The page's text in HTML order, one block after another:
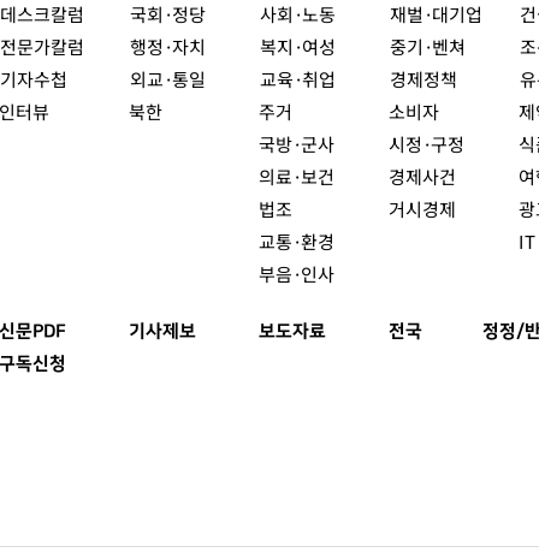
데스크칼럼
전문가칼럼
기자수첩
인터뷰
국회·정당
행정·자치
외교·통일
북한
사회·노동
복지·여성
교육·취업
주거
국방·군사
의료·보건
법조
교통·환경
부음·인사
재벌·대기업
중기·벤쳐
경제정책
소비자
시정·구정
경제사건
거시경제
신문PDF
구독신청
기사제보 보도자료 전국 정정/